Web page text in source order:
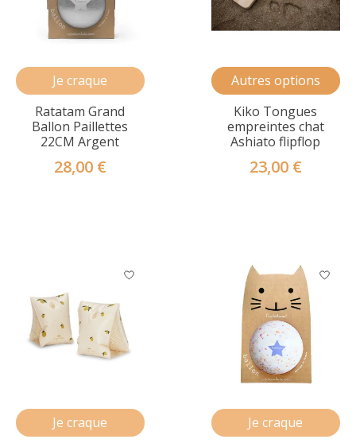
Je craque
Ratatam Grand
Ballon Paillettes
22CM Argent
28,00 €
Autres options
Kiko Tongues
empreintes chat
Ashiato flipflop
23,00 €
Je craque
Je craque